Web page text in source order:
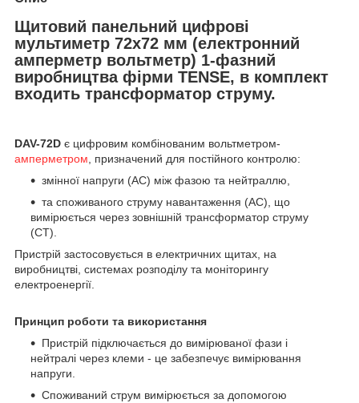
Щитовий панельний цифрові
мультиметр 72х72 мм (електронний
амперметр вольтметр) 1-фазний
виробництва фірми TENSE, в комплект
входить трансформатор струму.
DAV-72D є цифровим комбінованим вольтметром-
амперметром, призначений для постійного контролю:
змінної напруги (AC) між фазою та нейтраллю,
та споживаного струму навантаження (AC), що
вимірюється через зовнішній трансформатор струму
(CT).
Пристрій застосовується в електричних щитах, на
виробництві, системах розподілу та моніторингу
електроенергії.
Принцип роботи та використання
Пристрій підключається до вимірюваної фази і
нейтралі через клеми - це забезпечує вимірювання
напруги.
Споживаний струм вимірюється за допомогою